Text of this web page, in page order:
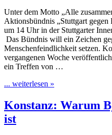
Unter dem Motto „Alle
Aktionsbündnis „Stuttgart gegen
um 14 Uhr in der Stuttgarter
Das Bündnis will ein Zeichen
Menschenfeindlichkeit setzen.
vergangenen Woche
ein Treffen von …
... weiterlesen »
Konstanz: Warum
ist